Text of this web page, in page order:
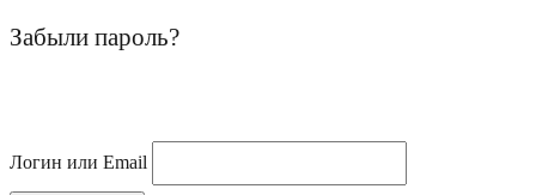
Забыли пароль?
Логин или Email